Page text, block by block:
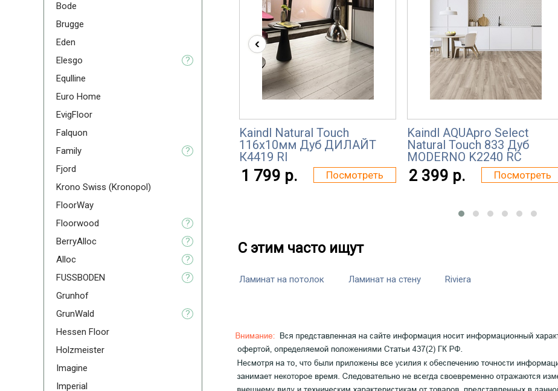
Kaindl Natural Touch
116x10мм Дуб ДИЛАЙТ
К4419 RI
1 799 р. Посмотреть
Kaindl AQUApro Select
Natural Touch 833 Дуб
MODERNO K2240 RC
2 399 р. Посмотреть
‹
С этим часто ищут
Ламинат на потолок Ламинат на стену Riviera
Bode
Brugge
Eden
Elesgo
?
Equlline
Euro Home
EvigFloor
Falquon
Family
?
Fjord
Krono Swiss (Kronopol)
FloorWay
Floorwood
?
BerryAlloc
?
Alloc
?
FUSSBODEN
?
Grunhof
GrunWald
?
Hessen Floor
Holzmeister
Imagine
Imperial